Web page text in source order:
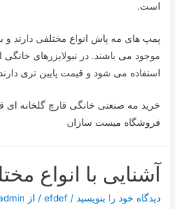
است.
پمپ های مه پاش انواع مختلفی دارند و
موجود می باشند. در نبولایزرهای
استفاده می شود و قیمت پایین تری
خرید مه صنعتی خانگی قارچ گلخانه ای
فروشگاه میست سازان
آشنایی با انواع
دیدگاه‌ خود را بنویسید /
efdef / از